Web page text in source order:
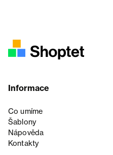
Informace
Co umíme
Šablony
Nápověda
Kontakty